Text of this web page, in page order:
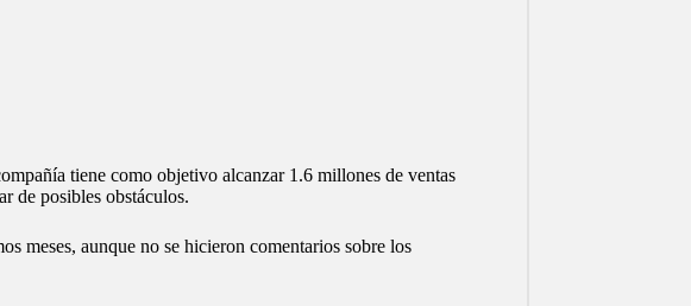
tiene como objetivo alcanzar 1.6 millones de ventas
de posibles obstáculos.
meses, aunque no se hicieron comentarios sobre los